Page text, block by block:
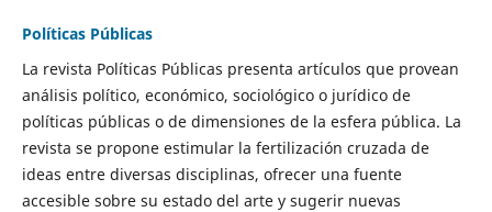
Políticas Públicas
La revista Políticas Públicas presenta artículos que provean
análisis político, económico, sociológico o jurídico de
políticas públicas o de dimensiones de la esfera pública. La
revista se propone estimular la fertilización cruzada de
ideas entre diversas disciplinas, ofrecer una fuente
accesible sobre su estado del arte y sugerir nuevas